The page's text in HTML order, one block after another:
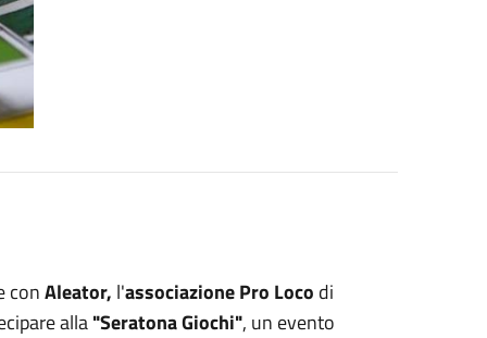
conAleator, l'associazione Pro Loco di
alla"Seratona Giochi", un evento